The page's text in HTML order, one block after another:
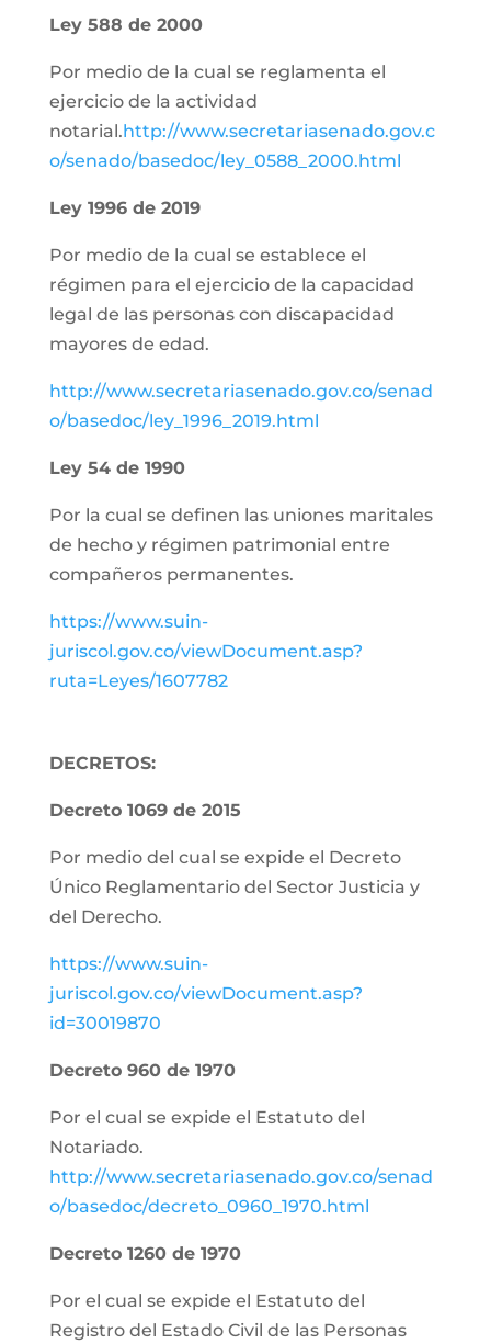
Ley 588 de 2000
Por medio de la cual se reglamenta el
ejercicio de la actividad
notarial.http://www.secretariasenado.gov.c
o/senado/basedoc/ley_0588_2000.html
Ley 1996 de 2019
Por medio de la cual se establece el
régimen para el ejercicio de la capacidad
legal de las personas con discapacidad
mayores de edad.
http://www.secretariasenado.gov.co/senad
o/basedoc/ley_1996_2019.html
Ley 54 de 1990
Por la cual se definen las uniones maritales
de hecho y régimen patrimonial entre
compañeros permanentes.
https://www.suin-
juriscol.gov.co/viewDocument.asp?
ruta=Leyes/1607782
DECRETOS:
Decreto 1069 de 2015
Por medio del cual se expide el Decreto
Único Reglamentario del Sector Justicia y
del Derecho.
https://www.suin-
juriscol.gov.co/viewDocument.asp?
id=30019870
Decreto 960 de 1970
Por el cual se expide el Estatuto del
Notariado.
http://www.secretariasenado.gov.co/senad
o/basedoc/decreto_0960_1970.html
Decreto 1260 de 1970
Por el cual se expide el Estatuto del
Registro del Estado Civil de las Personas